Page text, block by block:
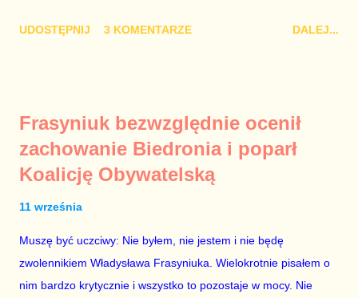
ostatecznie zniszczy niezależność sądów od woli polityków. To
Ziobro. Żenujące są tłumaczenia Dudy, że podpisał ustawy, bo
to jego ustawy. Prawda jest taka, że poprawki partii rządzącej
do tych ustaw były bardziej obszerne niż projekty ustaw
wyłącznie o jego władzę nad sądownictwem kosztem władzy
Zbigniewa Ziobry. W poprzednich ustawach Ziobro miał 100%
władzy nad sądami, a Duda 0%. W nowych ustawach Ziobro
UDOSTĘPNIJ 3 KOMENTARZE DALEJ...
Frasyniuk bezwzględnie ocenił
zachowanie Biedronia i poparł
Koalicję Obywatelską
11 września
Muszę być uczciwy: Nie byłem, nie jestem i nie będę
zwolennikiem Władysława Frasyniuka. Wielokrotnie pisałem o
nim bardzo krytycznie i wszystko to pozostaje w mocy. Nie